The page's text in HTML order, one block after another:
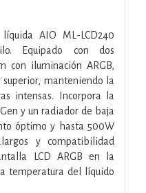
AIO ML-LCD240
Equipado con dos
con iluminación ARGB,
manteniendo la
intensas. Incorpora la
y un radiador de baja
óptimo y hasta 500W
y compatibilidad
LCD ARGB en la
temperatura del líquido